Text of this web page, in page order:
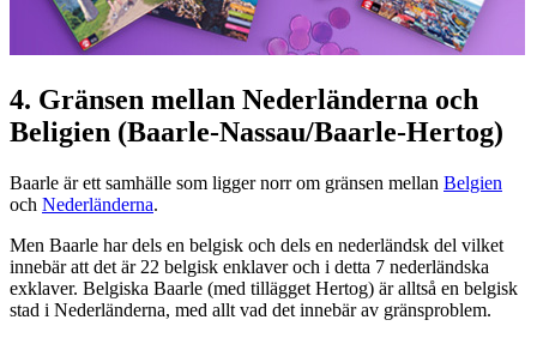
4. Gränsen mellan Nederländerna och
Beligien (Baarle-Nassau/Baarle-Hertog)
Baarle är ett samhälle som ligger norr om gränsen mellan Belgien
och Nederländerna.
Men Baarle har dels en belgisk och dels en nederländsk del vilket
innebär att det är 22 belgisk enklaver och i detta 7 nederländska
exklaver. Belgiska Baarle (med tillägget Hertog) är alltså en belgisk
stad i Nederländerna, med allt vad det innebär av gränsproblem.